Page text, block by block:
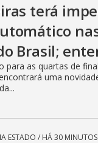
terá
Brasil;
para as quartas de
uma
ESTADO / HÁ 30 MINUTOS